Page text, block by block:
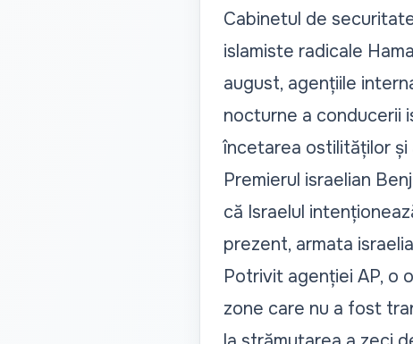
Cabinetul de
islamiste radicale
august, agențiile
nocturne a conducerii
încetarea ostilităților și
Premierul israelian
că Israelul
prezent, armata
Potrivit agenției AP, o
zone care nu a fost